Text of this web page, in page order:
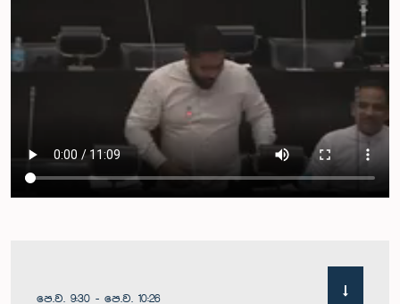
පෙ.ව. 9:30 - පෙ.ව. 10:26